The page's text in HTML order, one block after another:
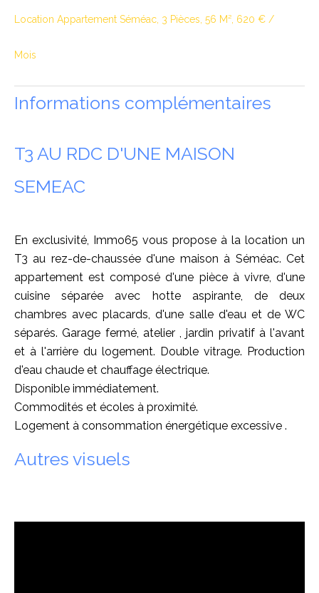
Location Appartement Séméac, 3 Pièces, 56 M², 620 € /
Mois
Informations complémentaires
T3 AU RDC D'UNE MAISON
SEMEAC
En exclusivité, Immo65 vous propose à la location un
T3 au rez-de-chaussée d'une maison à Séméac. Cet
appartement est composé d'une pièce à vivre, d'une
cuisine séparée avec hotte aspirante, de deux
chambres avec placards, d'une salle d'eau et de WC
séparés. Garage fermé, atelier , jardin privatif à l'avant
et à l'arrière du logement. Double vitrage. Production
d'eau chaude et chauffage électrique.
Disponible immédiatement.
Commodités et écoles à proximité.
Logement à consommation énergétique excessive .
Autres visuels